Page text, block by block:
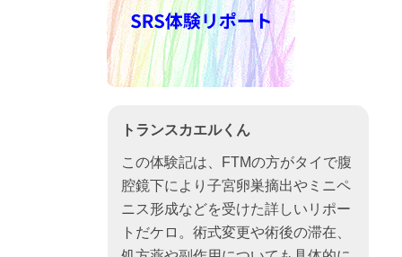
トランスカエルくん
この体験記は、FTMの方がタイで腹
腔鏡下により子宮卵巣摘出やミニペ
ニス形成などを受けた詳しいリポー
トだケロ。術式変更や術後の滞在、